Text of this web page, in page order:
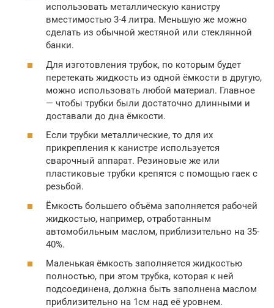
использовать металлическую канистру
вместимостью 3-4 литра. Меньшую же можно
сделать из обычной жестяной или стеклянной
банки.
Для изготовления трубок, по которым будет
перетекать жидкость из одной ёмкости в другую,
можно использовать любой материал. Главное
— чтобы трубки были достаточно длинными и
доставали до дна ёмкости.
Если трубки металлические, то для их
прикрепления к канистре используется
сварочный аппарат. Резиновые же или
пластиковые трубки крепятся с помощью гаек с
резьбой.
Ёмкость большего объёма заполняется рабочей
жидкостью, например, отработанным
автомобильным маслом, приблизительно на 35-
40%.
Маленькая ёмкость заполняется жидкостью
полностью, при этом трубка, которая к ней
подсоединена, должна быть заполнена маслом
приблизительно на 1см над её уровнем.